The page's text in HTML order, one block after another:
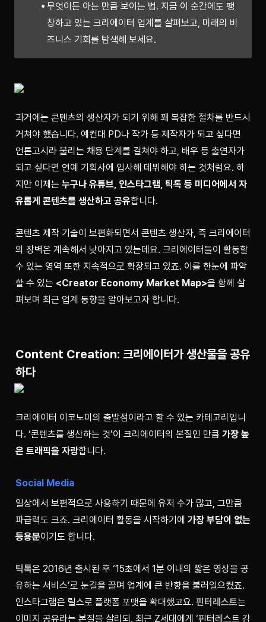
무엇이든 아는 만큼 보이는 법. 지금 이 순간에도 팽
창하고 있는 크리에이터 업계를 살펴보고, 미래의 비
즈니스 기회를 탐색해 보세요.
과거에는 콘텐츠의 생산자가 되기 위해 꽤 복잡한 절차를 반드시
거쳐야 했습니다. 예컨대 PD나 작가 등 제작자가 되고 싶다면
언론고시라 불리는 채용 단계를 걸쳐야 하고, 배우 등 출연자가
되고 싶다면 연예 기획사에 입사해 데뷔해야 하는 것처럼요. 하
지만 이제는 누구나 유튜브, 인스타그램, 틱톡 등 미디어에서 자
유롭게 콘텐츠를 생산하고 공유합니다.
콘텐츠 제작 기술이 보편화되면서 콘텐츠 생산자, 즉 크리에이터
의 장벽은 계속해서 낮아지고 있는데요. 크리에이터들이 활동할
수 있는 영역 또한 지속적으로 확장되고 있죠. 이를 한눈에 파악
할 수 있는 <Creator Economy Market Map>을 함께 살
펴보며 최근 업계 동향을 알아보고자 합니다.
Content Creation: 크리에이터가 생산물을 공유
하다
크리에이터 이코노미의 출발점이라고 할 수 있는 카테고리입니
다. ‘콘텐츠를 생산하는 것’이 크리에이터의 본질인 만큼 가장 높
은 트래픽을 자랑합니다.
Social Media
일상에서 보편적으로 사용하기 때문에 유저 수가 많고, 그만큼
파급력도 크죠. 크리에이터 활동을 시작하기에 가장 부담이 없는
등용문이기도 합니다.
틱톡은 2016년 출시된 후 ‘15초에서 1분 이내의 짧은 영상을 공
유하는 서비스’로 눈길을 끌며 업계에 큰 반향을 불러일으켰죠.
인스타그램은 릴스로 플랫폼 포맷을 확대했고요. 핀터레스트는
이미지 공유라는 본질을 살리되, 최근 Z세대에게 ‘핀터레스트 감